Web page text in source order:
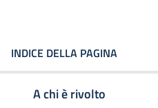
INDICE DELLA PAGINA
A chi è rivolto